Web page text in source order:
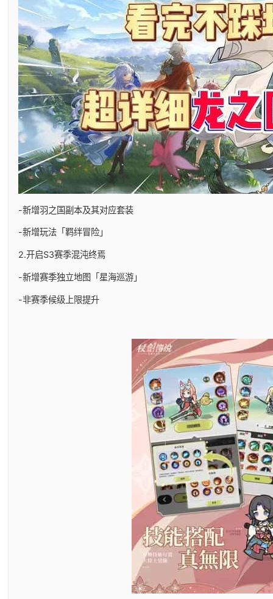
-新增羽之国副本及其对应套装
-新增玩法「羁绊冒险」
2.开启S3赛季混沌终焉
-新增赛季独立地图「星海巡游」
-非赛季候级上限提升